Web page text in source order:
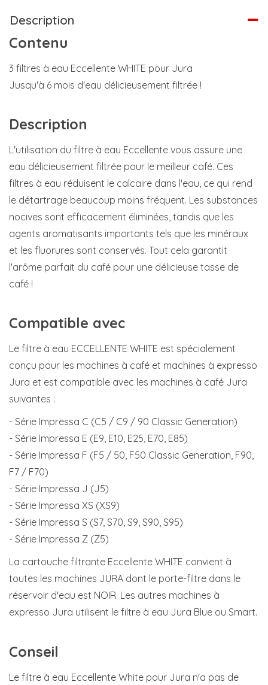
Description
Contenu
3 filtres à eau Eccellente WHITE pour Jura
Jusqu'à 6 mois d'eau délicieusement filtrée !
Description
L'utilisation du filtre à eau Eccellente vous assure une
eau délicieusement filtrée pour le meilleur café. Ces
filtres à eau réduisent le calcaire dans l'eau, ce qui rend
le détartrage beaucoup moins fréquent. Les substances
nocives sont efficacement éliminées, tandis que les
agents aromatisants importants tels que les minéraux
et les fluorures sont conservés. Tout cela garantit
l'arôme parfait du café pour une délicieuse tasse de
café !
Compatible avec
Le filtre à eau ECCELLENTE WHITE est spécialement
conçu pour les machines à café et machines à expresso
Jura et est compatible avec les machines à café Jura
suivantes :
- Série Impressa C (C5 / C9 / 90 Classic Generation)
- Série Impressa E (E9, E10, E25, E70, E85)
- Série Impressa F (F5 / 50, F50 Classic Generation, F90,
F7 / F70)
- Série Impressa J (J5)
- Série Impressa XS (XS9)
- Série Impressa S (S7, S70, S9, S90, S95)
- Série Impressa Z (Z5)
La cartouche filtrante Eccellente WHITE convient à
toutes les machines JURA dont le porte-filtre dans le
réservoir d'eau est NOIR. Les autres machines à
expresso Jura utilisent le filtre à eau Jura Blue ou Smart.
Conseil
Le filtre à eau Eccellente White pour Jura n'a pas de